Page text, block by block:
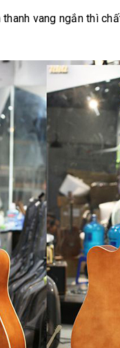
vang ngắn thì